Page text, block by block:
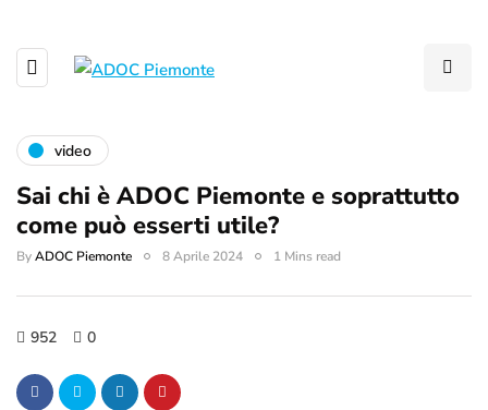
video
Sai chi è ADOC Piemonte e soprattutto
come può esserti utile?
ByADOC Piemonte 8 Aprile 2024 1 Mins read
952 0